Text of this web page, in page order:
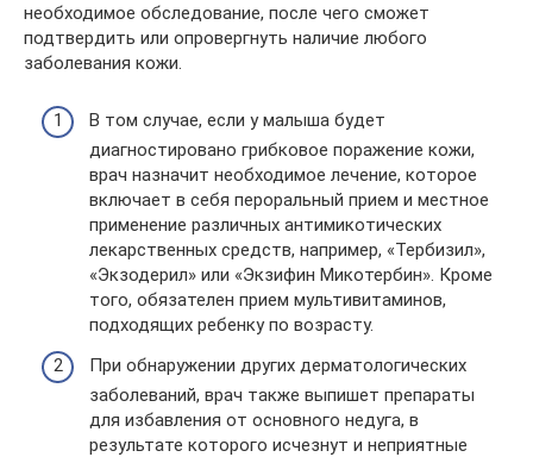
необходимое обследование, после чего сможет
подтвердить или опровергнуть наличие любого
заболевания кожи.
В том случае, если у малыша будет
диагностировано грибковое поражение кожи,
врач назначит необходимое лечение, которое
включает в себя пероральный прием и местное
применение различных антимикотических
лекарственных средств, например, «Тербизил»,
«Экзодерил» или «Экзифин Микотербин». Кроме
того, обязателен прием мультивитаминов,
подходящих ребенку по возрасту.
При обнаружении других дерматологических
заболеваний, врач также выпишет препараты
для избавления от основного недуга, в
результате которого исчезнут и неприятные